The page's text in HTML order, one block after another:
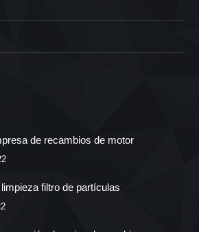
de recambios de motor
filtro de partículas